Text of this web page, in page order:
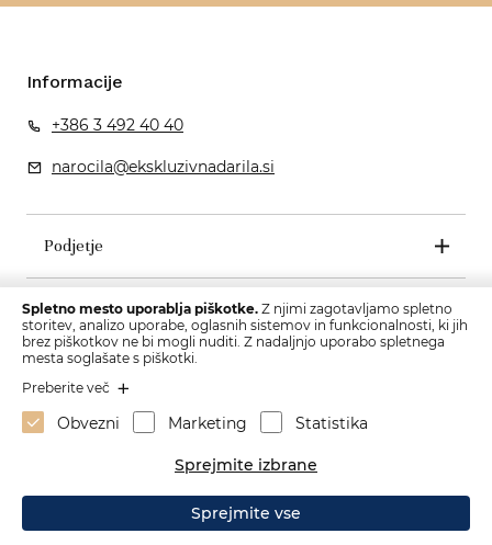
Informacije
+386 3 492 40 40
narocila@ekskluzivnadarila.si
Podjetje
Pogoji poslovanja
Spletno mesto uporablja piškotke. Z njimi zagotavljamo spletno
storitev, analizo uporabe, oglasnih sistemov in funkcionalnosti, ki jih
brez piškotkov ne bi mogli nuditi. Z nadaljnjo uporabo spletnega
mesta soglašate s piškotki.
Preberite več
Obvezni Marketing Statistika
Sprejmite izbrane
Sprejmite vse